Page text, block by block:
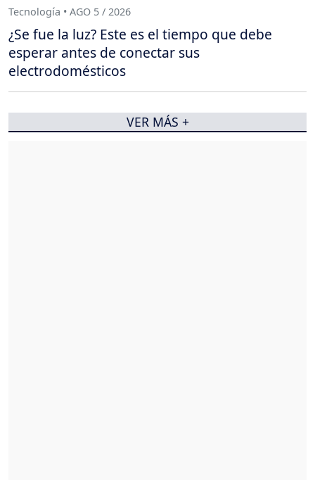
Tecnología • AGO 5 / 2026
¿Se fue la luz? Este es el tiempo que debe
esperar antes de conectar sus
electrodomésticos
VER MÁS +